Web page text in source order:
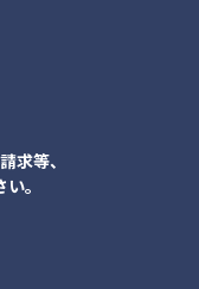
求等、
。